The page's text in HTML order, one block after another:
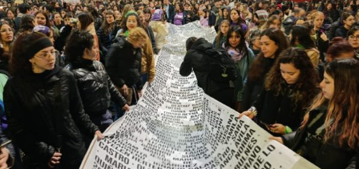
bonaerense, para conocer y escuchar a isleños,
productores, docentes, ambientalistas y vecinos que
resisten otra avanzada sobre un territorio en disputa.
Por Francisco Pandolfi